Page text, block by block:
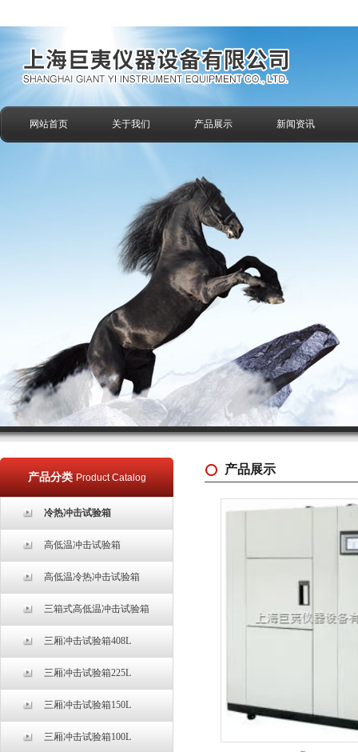
网站首页 关于我们 产品展示 新闻资讯
产品分类 Product Catalog
冷热冲击试验箱
高低温冲击试验箱
高低温冷热冲击试验箱
三箱式高低温冲击试验箱
三厢冲击试验箱408L
三厢冲击试验箱225L
三厢冲击试验箱150L
三厢冲击试验箱100L
产品展示